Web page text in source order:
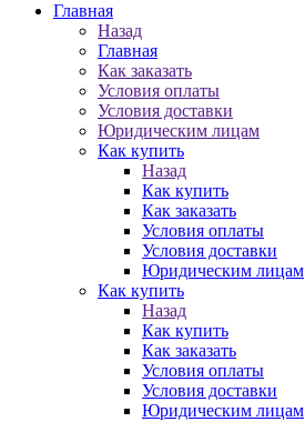
Главная
Назад
Главная
Как заказать
Условия оплаты
Условия доставки
Юридическим лицам
Как купить
Назад
Как купить
Как заказать
Условия оплаты
Условия доставки
Юридическим лицам
Как купить
Назад
Как купить
Как заказать
Условия оплаты
Условия доставки
Юридическим лицам